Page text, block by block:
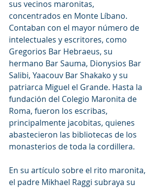
sus vecinos maronitas,
concentrados en Monte Líbano.
Contaban con el mayor número de
intelectuales y escritores, como
Gregorios Bar Hebraeus, su
hermano Bar Sauma, Dionysios Bar
Salibi, Yaacouv Bar Shakako y su
patriarca Miguel el Grande. Hasta la
fundación del Colegio Maronita de
Roma, fueron los escribas,
principalmente jacobitas, quienes
abastecieron las bibliotecas de los
monasterios de toda la cordillera.
En su artículo sobre el rito maronita,
el padre Mikhael Raggi subraya su